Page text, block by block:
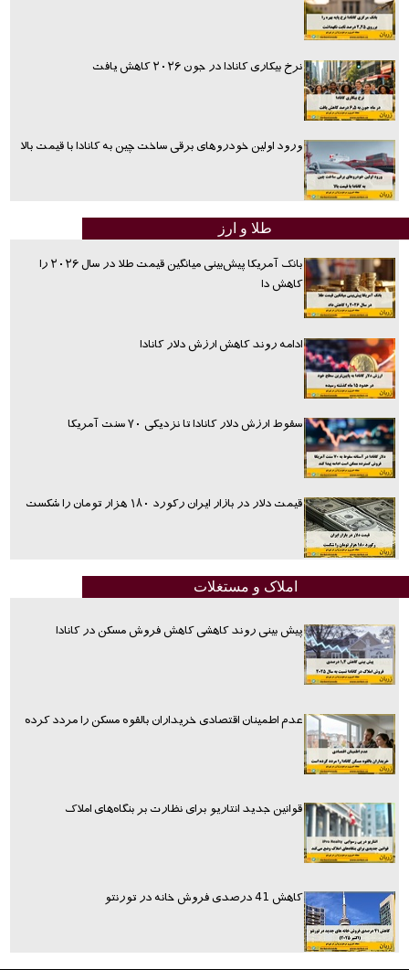
نرخ بیکاری کانادا در جون ۲۰۲۶ کاهش یافت
ورود اولین خودروهای برقی ساخت چین به کانادا با قیمت بالا
طلا و ارز
بانک آمریکا پیش‌بینی میانگین قیمت طلا در سال ۲۰۲۶ را
کاهش دا
ادامه روند کاهش ارزش دلار کانادا
سقوط ارزش دلار کانادا تا نزدیکی ۷۰ سنت آمریکا
قیمت دلار در بازار ایران رکورد ۱۸۰ هزار تومان را شکست
املاک و مستغلات
پیش بینی روند کاهشی کاهش فروش مسکن در کانادا
عدم اطمینان اقتصادی خریداران بالقوه مسکن را مردد کرده
قوانین جدید انتاریو برای نظارت بر بنگاه‌های املاک
کاهش 41 درصدی فروش خانه در تورنتو